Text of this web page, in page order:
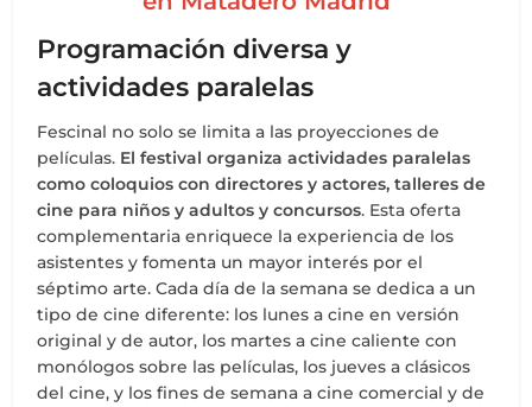
Programación diversa y
actividades paralelas
Fescinal no solo se limita a las proyecciones de
películas. El festival organiza actividades paralelas
como coloquios con directores y actores, talleres de
cine para niños y adultos y concursos. Esta oferta
complementaria enriquece la experiencia de los
asistentes y fomenta un mayor interés por el
séptimo arte. Cada día de la semana se dedica a un
tipo de cine diferente: los lunes a cine en versión
original y de autor, los martes a cine caliente con
monólogos sobre las películas, los jueves a clásicos
del cine, y los fines de semana a cine comercial y de